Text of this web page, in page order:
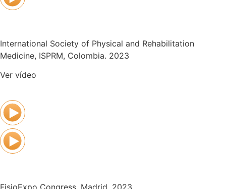
International Society of Physical and Rehabilitation
Medicine, ISPRM, Colombia. 2023
Ver vídeo